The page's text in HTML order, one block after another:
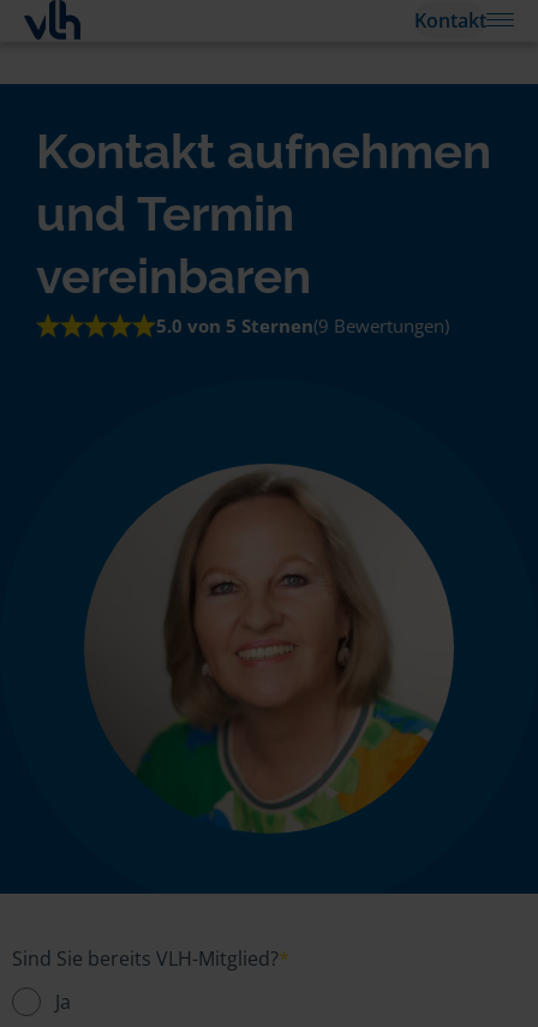
Kontakt
Kontakt aufnehmen
und Termin
vereinbaren
5.0 von 5 Sternen(9 Bewertungen)
Sind Sie bereits VLH-Mitglied?*
Ja